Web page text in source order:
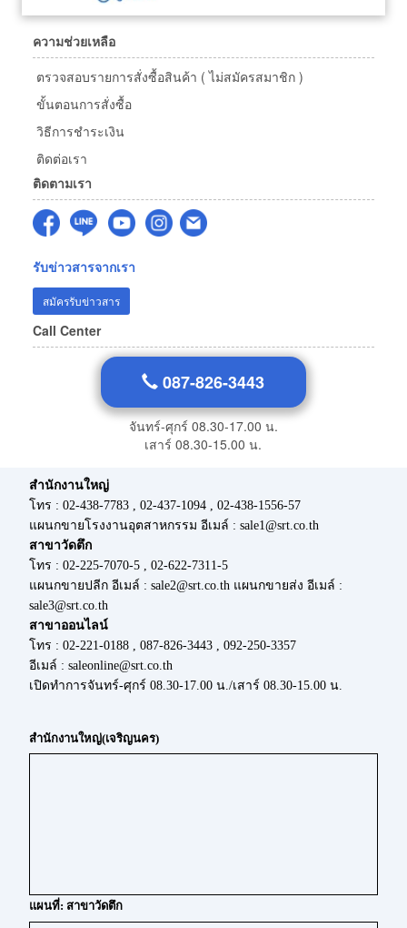
ความช่วยเหลือ
ตรวจสอบรายการสั่งซื้อสินค้า ( ไม่สมัครสมาชิก )
ขั้นตอนการสั่งซื้อ
วิธีการชำระเงิน
ติดต่อเรา
ติดตามเรา
รับข่าวสารจากเรา
สมัครรับข่าวสาร
Call Center
087-826-3443
จันทร์-ศุกร์ 08.30-17.00 น.
เสาร์ 08.30-15.00 น.
สำนักงานใหญ่
โทร : 02-438-7783 , 02-437-1094 , 02-438-1556-57
แผนกขายโรงงานอุตสาหกรรม อีเมล์ : sale1@srt.co.th
สาขาวัดตึก
โทร : 02-225-7070-5 , 02-622-7311-5
แผนกขายปลีก อีเมล์ : sale2@srt.co.th แผนกขายส่ง อีเมล์ :
sale3@srt.co.th
สาขาออนไลน์
โทร : 02-221-0188 , 087-826-3443 , 092-250-3357
อีเมล์ : saleonline@srt.co.th
เปิดทำการจันทร์-ศุกร์ 08.30-17.00 น./เสาร์ 08.30-15.00 น.
สำนักงานใหญ่(เจริญนคร)
แผนที่: สาขาวัดตึก